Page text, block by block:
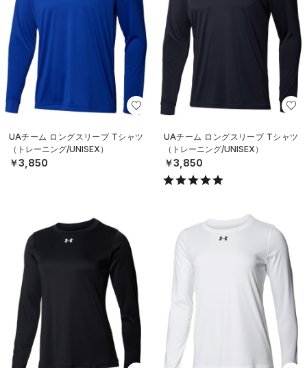
UAチーム ロングスリーブ Tシャツ
（トレーニング/UNISEX）
￥3,850
UAチーム ロングスリーブ Tシャツ
（トレーニング/UNISEX）
￥3,850